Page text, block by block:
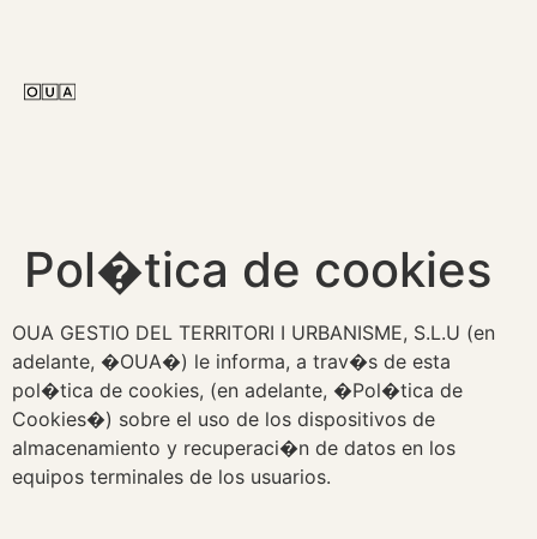
Pol�tica de cookies
OUA GESTIO DEL TERRITORI I URBANISME, S.L.U (en
adelante, �OUA�) le informa, a trav�s de esta
pol�tica de cookies, (en adelante, �Pol�tica de
Cookies�) sobre el uso de los dispositivos de
almacenamiento y recuperaci�n de datos en los
equipos terminales de los usuarios.